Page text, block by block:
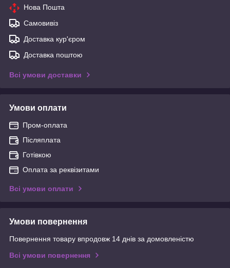
Нова Пошта
Самовивіз
Доставка кур'єром
Доставка поштою
Всі умови доставки
Умови оплати
Пром-оплата
Післяплата
Готівкою
Оплата за реквізитами
Всі умови оплати
Умови повернення
Повернення товару впродовж 14 днів за домовленістю
Всі умови повернення